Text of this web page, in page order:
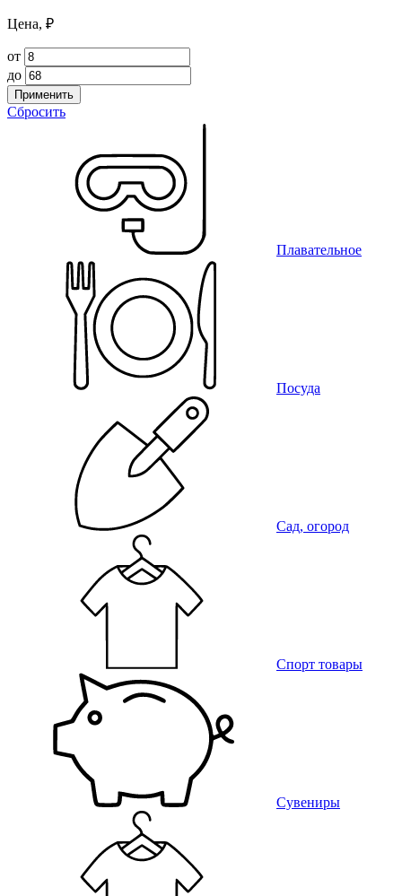
Цена, ₽
от
до
Применить
Сбросить
Плавательное
Посуда
Сад, огород
Спорт товары
Сувениры